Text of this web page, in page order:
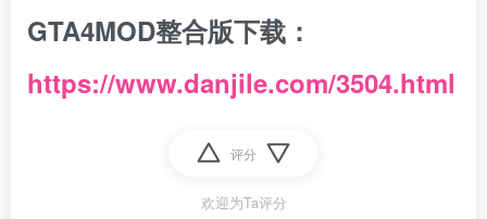
GTA4MOD整合版下载：
https://www.danjile.com/3504.html
评分
欢迎为Ta评分